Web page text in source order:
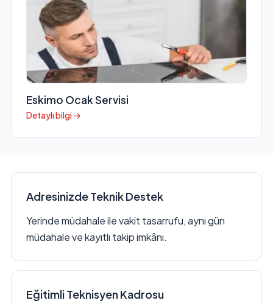
Eskimo Ocak Servisi
Detaylı bilgi →
Adresinizde Teknik Destek
Yerinde müdahale ile vakit tasarrufu, aynı gün
müdahale ve kayıtlı takip imkânı.
Eğitimli Teknisyen Kadrosu